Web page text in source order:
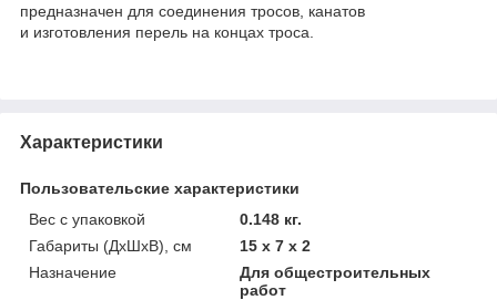
предназначен для соединения тросов, канатов
и изготовления перель на концах троса.
Характеристики
Пользовательские характеристики
Вес с упаковкой
0.148 кг.
Габариты (ДхШхВ), см
15 x 7 x 2
Назначение
Для общестроительных
работ